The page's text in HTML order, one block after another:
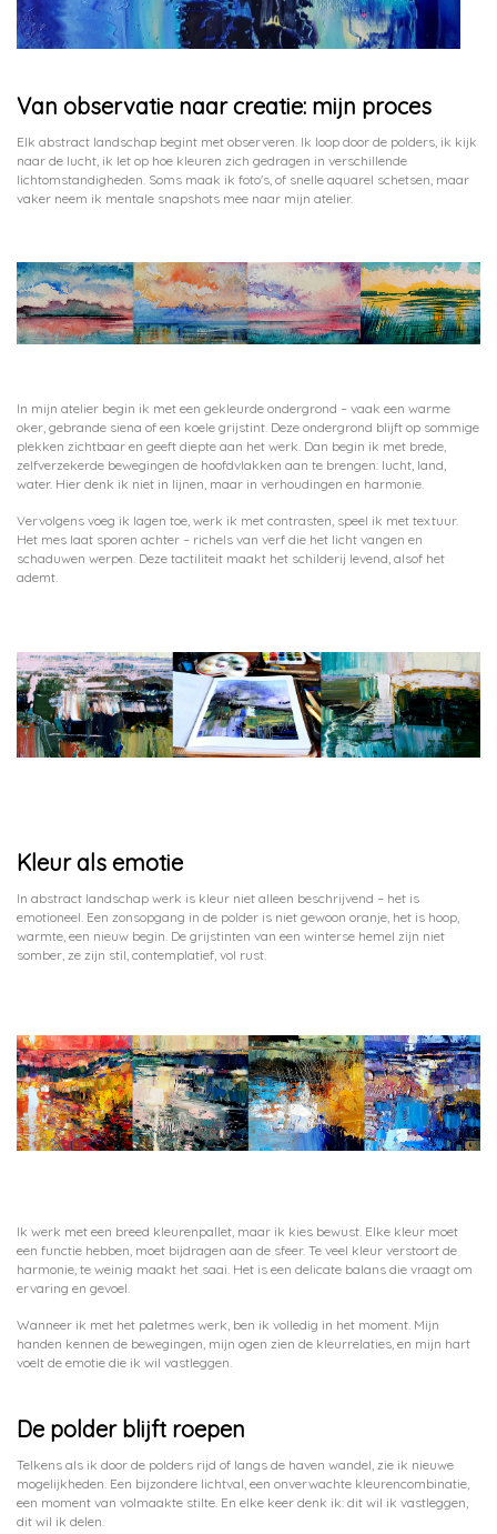
Van observatie naar creatie: mijn proces
Elk abstract landschap begint met observeren. Ik loop door de polders, ik kijk
naar de lucht, ik let op hoe kleuren zich gedragen in verschillende
lichtomstandigheden. Soms maak ik foto's, of snelle aquarel schetsen, maar
vaker neem ik mentale snapshots mee naar mijn atelier.
In mijn atelier begin ik met een gekleurde ondergrond – vaak een warme
oker, gebrande siena of een koele grijstint. Deze ondergrond blijft op sommige
plekken zichtbaar en geeft diepte aan het werk. Dan begin ik met brede,
zelfverzekerde bewegingen de hoofdvlakken aan te brengen: lucht, land,
water. Hier denk ik niet in lijnen, maar in verhoudingen en harmonie.
Vervolgens voeg ik lagen toe, werk ik met contrasten, speel ik met textuur.
Het mes laat sporen achter – richels van verf die het licht vangen en
schaduwen werpen. Deze tactiliteit maakt het schilderij levend, alsof het
ademt.
Kleur als emotie
In abstract landschap werk is kleur niet alleen beschrijvend – het is
emotioneel. Een zonsopgang in de polder is niet gewoon oranje, het is hoop,
warmte, een nieuw begin. De grijstinten van een winterse hemel zijn niet
somber, ze zijn stil, contemplatief, vol rust.
Ik werk met een breed kleurenpallet, maar ik kies bewust. Elke kleur moet
een functie hebben, moet bijdragen aan de sfeer. Te veel kleur verstoort de
harmonie, te weinig maakt het saai. Het is een delicate balans die vraagt om
ervaring en gevoel.
Wanneer ik met het paletmes werk, ben ik volledig in het moment. Mijn
handen kennen de bewegingen, mijn ogen zien de kleurrelaties, en mijn hart
voelt de emotie die ik wil vastleggen.
De polder blijft roepen
Telkens als ik door de polders rijd of langs de haven wandel, zie ik nieuwe
mogelijkheden. Een bijzondere lichtval, een onverwachte kleurencombinatie,
een moment van volmaakte stilte. En elke keer denk ik: dit wil ik vastleggen,
dit wil ik delen.